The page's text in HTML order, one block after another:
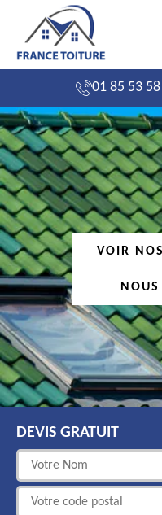
01 85 53
VOIR
NOUS
DEVIS GRATUIT